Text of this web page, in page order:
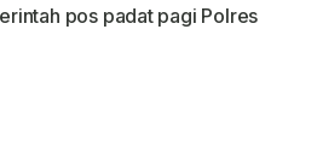
pos padat pagi Polres